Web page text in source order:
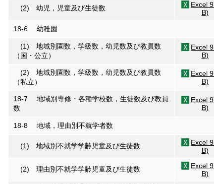
(2) 幼児，児童及び生徒数
Excel
B)
18-6 幼稚園
(1) 地域別園数，学級数，幼児数及び教員数
（国・公立）
Excel
B)
(2) 地域別園数，学級数，幼児数及び教員数
（私立）
Excel
B)
18-7 地域別専修・各種学校数，生徒数及び教員
数
Excel
B)
18-8 地域，理由別不就学者数
(1) 地域別不就学学齢児童及び生徒数
Excel
B)
(2) 理由別不就学学齢児童及び生徒数
Excel
B)